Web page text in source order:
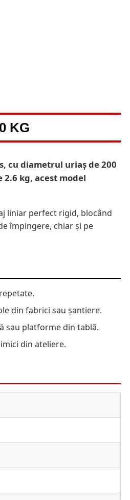
KG
cu diametrul uriaș de 200
kg, acest model
liniar perfect rigid, blocând
împingere, chiar și pe
din fabrici sau șantiere.
sau platforme din tablă.
din ateliere.